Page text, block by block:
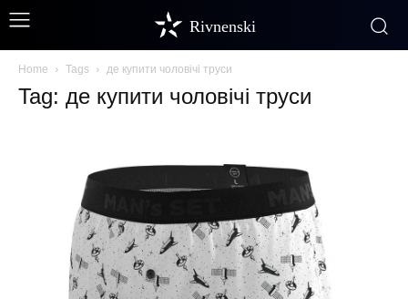
Rivnenski
Home Tags де купити чоловічі труси
Tag: де купити чоловічі труси